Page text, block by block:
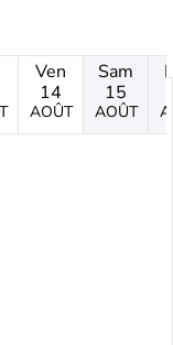
Ven
14
AOÛT
Sam
15
AOÛT